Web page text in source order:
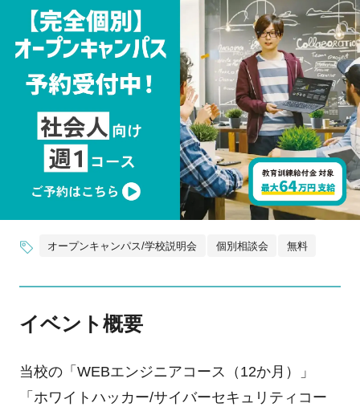
オープンキャンパス/学校説明会 個別相談会 無料
イベント概要
当校の「WEBエンジニアコース（12か月）」
「ホワイトハッカー/サイバーセキュリティコー